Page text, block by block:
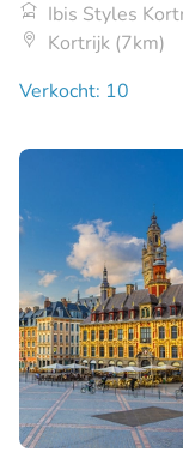
Ibis Styles
Kortrijk (7km)
Verkocht: 10